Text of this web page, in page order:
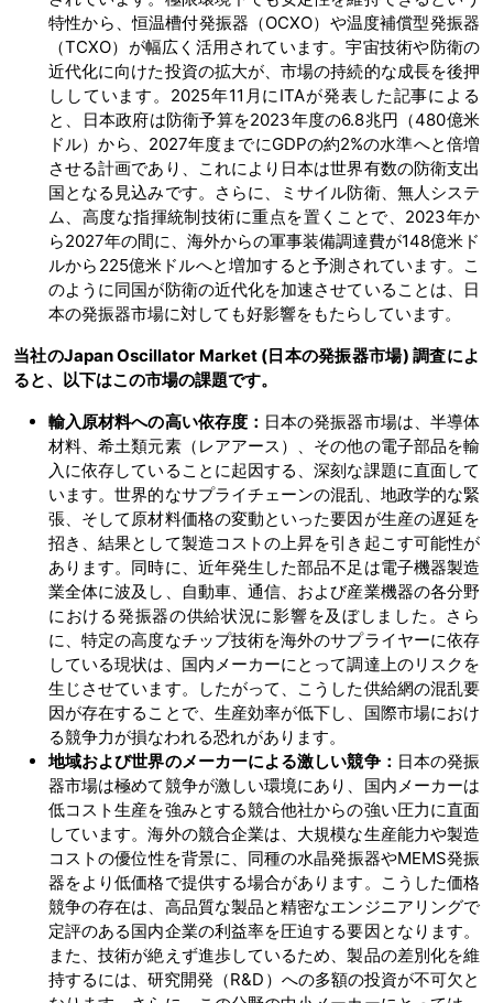
特性から、恒温槽付発振器（OCXO）や温度補償型発振器
（TCXO）が幅広く活用されています。宇宙技術や防衛の
近代化に向けた投資の拡大が、市場の持続的な成長を後押
ししています。2025年11月にITAが発表した記事による
と、日本政府は防衛予算を2023年度の6.8兆円（480億米
ドル）から、2027年度までにGDPの約2%の水準へと倍増
させる計画であり、これにより日本は世界有数の防衛支出
国となる見込みです。さらに、ミサイル防衛、無人システ
ム、高度な指揮統制技術に重点を置くことで、2023年か
ら2027年の間に、海外からの軍事装備調達費が148億米ド
ルから225億米ドルへと増加すると予測されています。こ
のように同国が防衛の近代化を加速させていることは、日
本の発振器市場に対しても好影響をもたらしています。
当社のJapan Oscillator Market (日本の発振器市場) 調査によ
ると、以下はこの市場の課題です。
輸入原材料への高い依存度： 日本の発振器市場は、半導体
材料、希土類元素（レアアース）、その他の電子部品を輸
入に依存していることに起因する、深刻な課題に直面して
います。世界的なサプライチェーンの混乱、地政学的な緊
張、そして原材料価格の変動といった要因が生産の遅延を
招き、結果として製造コストの上昇を引き起こす可能性が
あります。同時に、近年発生した部品不足は電子機器製造
業全体に波及し、自動車、通信、および産業機器の各分野
における発振器の供給状況に影響を及ぼしました。さら
に、特定の高度なチップ技術を海外のサプライヤーに依存
している現状は、国内メーカーにとって調達上のリスクを
生じさせています。したがって、こうした供給網の混乱要
因が存在することで、生産効率が低下し、国際市場におけ
る競争力が損なわれる恐れがあります。
地域および世界のメーカーによる激しい競争： 日本の発振
器市場は極めて競争が激しい環境にあり、国内メーカーは
低コスト生産を強みとする競合他社からの強い圧力に直面
しています。海外の競合企業は、大規模な生産能力や製造
コストの優位性を背景に、同種の水晶発振器やMEMS発振
器をより低価格で提供する場合があります。こうした価格
競争の存在は、高品質な製品と精密なエンジニアリングで
定評のある国内企業の利益率を圧迫する要因となります。
また、技術が絶えず進歩しているため、製品の差別化を維
持するには、研究開発（R&D）への多額の投資が不可欠と